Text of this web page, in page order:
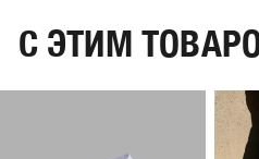
C ЭТИМ